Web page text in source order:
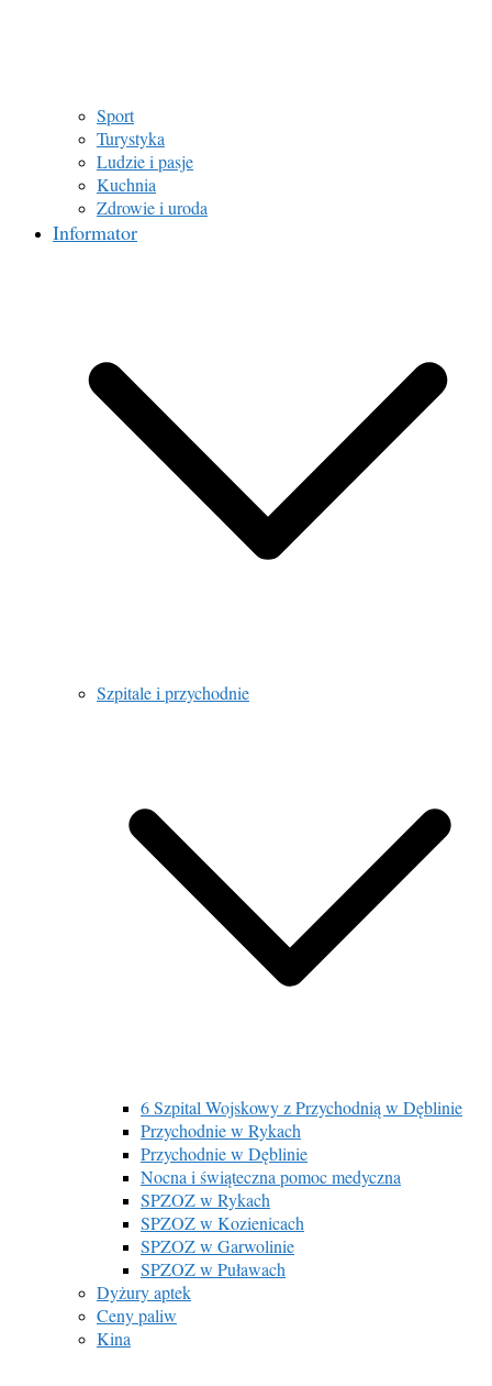
Sport
Turystyka
Ludzie i pasje
Kuchnia
Zdrowie i uroda
Informator
Szpitale i przychodnie
6 Szpital Wojskowy z Przychodnią w Dęblinie
Przychodnie w Rykach
Przychodnie w Dęblinie
Nocna i świąteczna pomoc medyczna
SPZOZ w Rykach
SPZOZ w Kozienicach
SPZOZ w Garwolinie
SPZOZ w Puławach
Dyżury aptek
Ceny paliw
Kina